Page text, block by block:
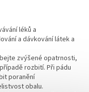
léků a
a dávkování látek a
zvýšené opatrnosti,
rozbití. Při pádu
poranění
obalu.